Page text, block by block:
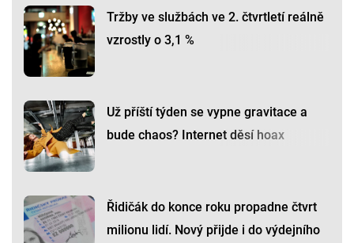
Tržby ve službách ve 2. čtvrtletí reálně
vzrostly o 3,1 %
Už příští týden se vypne gravitace a
bude chaos? Internet děsí hoax
Řidičák do konce roku propadne čtvrt
milionu lidí. Nový přijde i do výdejního